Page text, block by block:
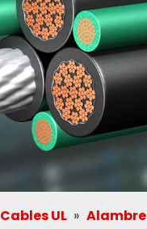
Cables UL »